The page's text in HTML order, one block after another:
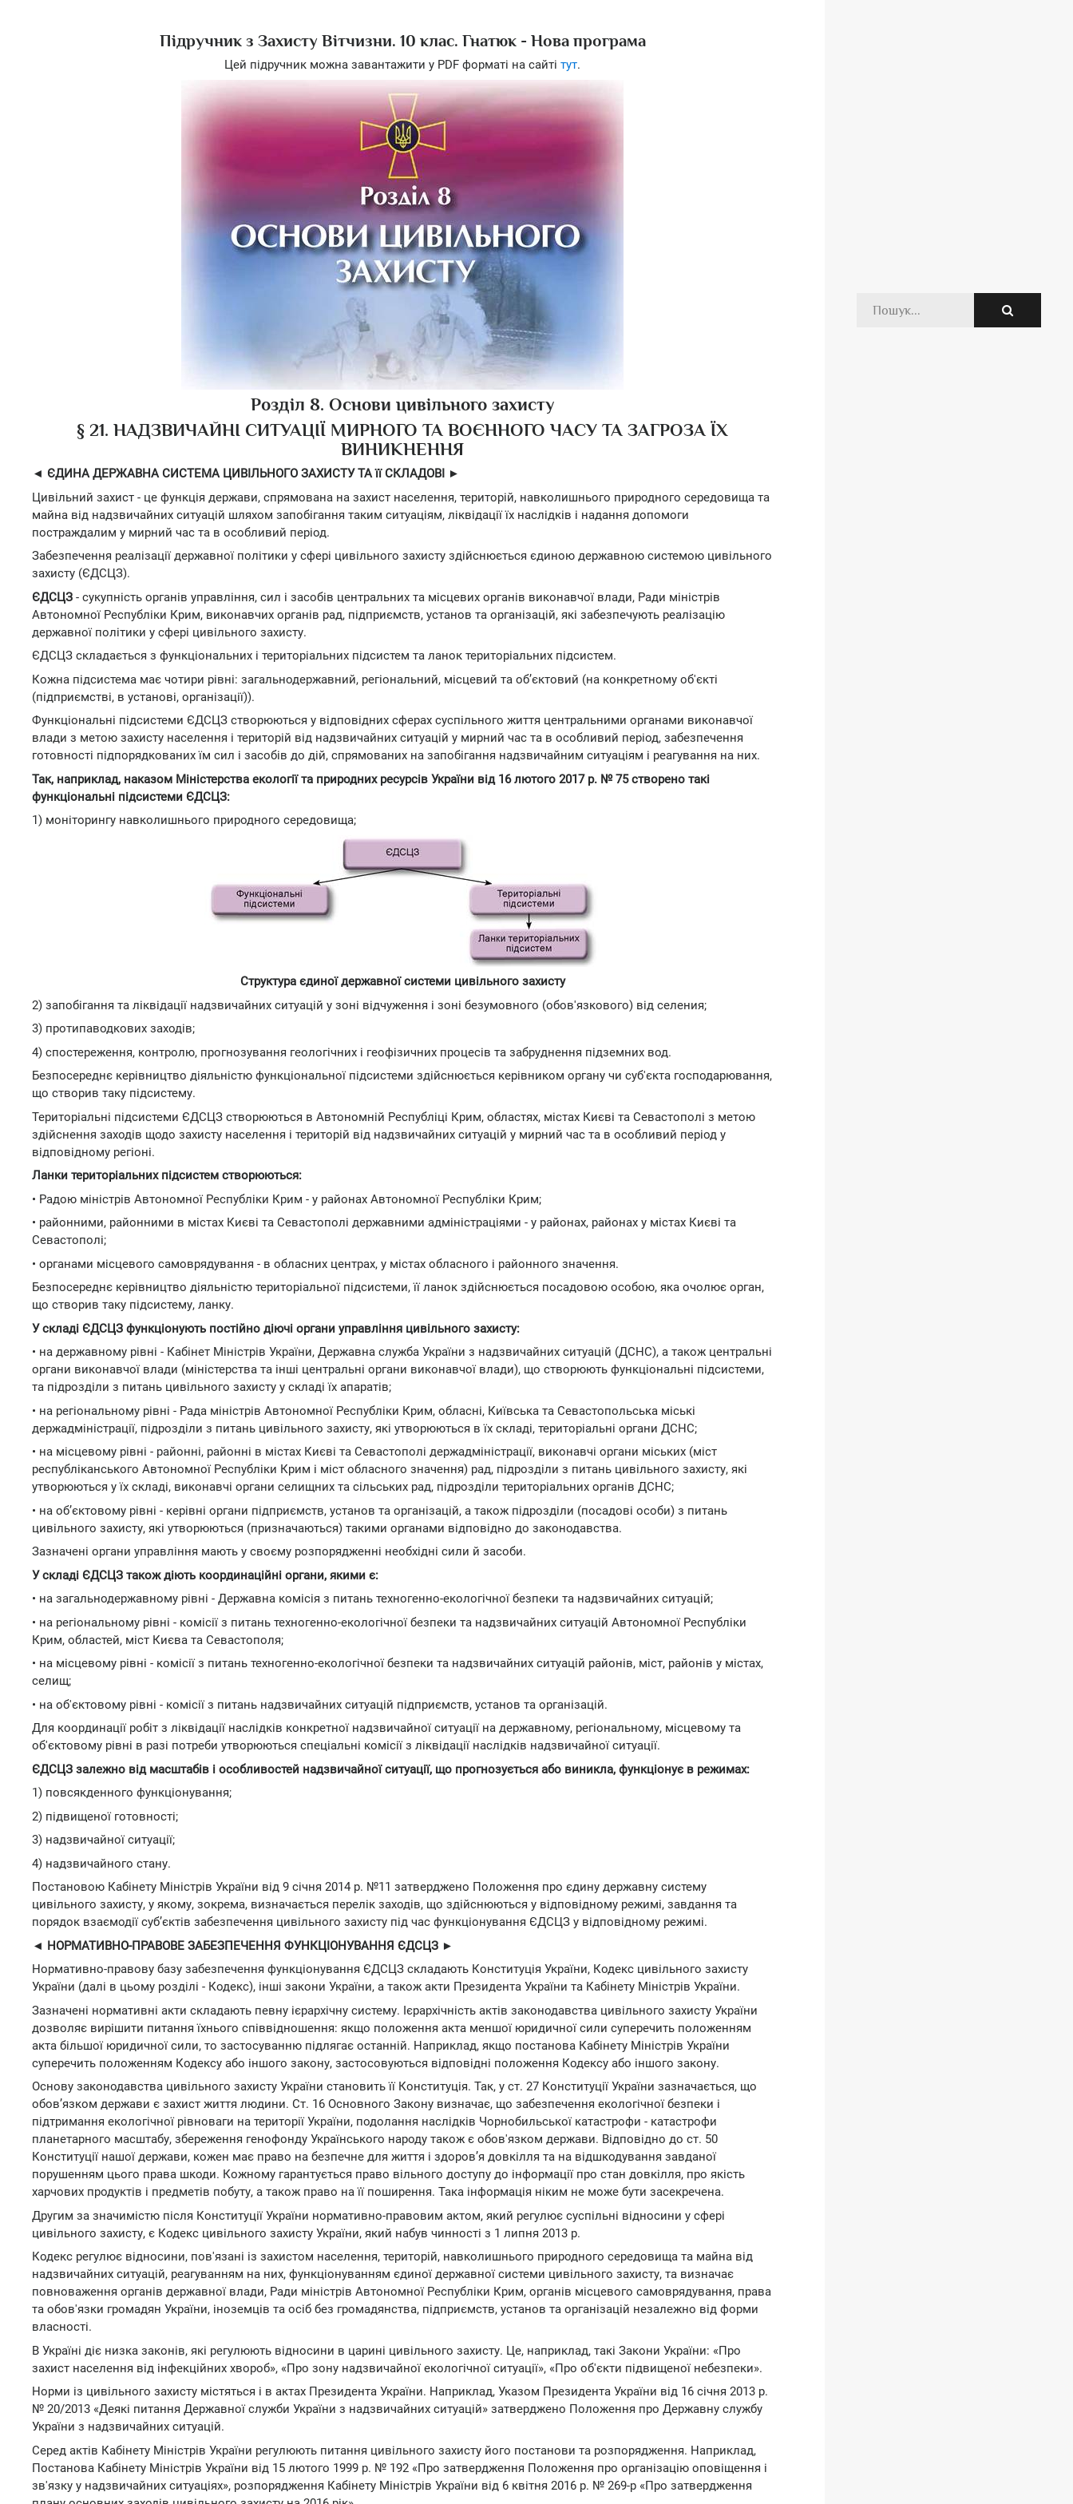
Підручник з Захисту Вітчизни. 10 клас. Гнатюк - Нова програма
Цей підручник можна завантажити у PDF форматі на сайті тут.
Розділ 8. Основи цивільного захисту
§ 21. НАДЗВИЧАЙНІ СИТУАЦІЇ МИРНОГО ТА ВОЄННОГО ЧАСУ ТА ЗАГРОЗА ЇХ
ВИНИКНЕННЯ
◄ ЄДИНА ДЕРЖАВНА СИСТЕМА ЦИВІЛЬНОГО ЗАХИСТУ ТА її СКЛАДОВІ ►
Цивільний захист - це функція держави, спрямована на захист населення, територій, навколишнього природного середовища та
майна від надзвичайних ситуацій шляхом запобігання таким ситуаціям, ліквідації їх наслідків і надання допомоги
постраждалим у мирний час та в особливий період.
Забезпечення реалізації державної політики у сфері цивільного захисту здійснюється єдиною державною системою цивільного
захисту (ЄДСЦЗ).
ЄДСЦЗ - сукупність органів управління, сил і засобів центральних та місцевих органів виконавчої влади, Ради міністрів
Автономної Республіки Крим, виконавчих органів рад, підприємств, установ та організацій, які забезпечують реалізацію
державної політики у сфері цивільного захисту.
ЄДСЦЗ складається з функціональних і територіальних підсистем та ланок територіальних підсистем.
Кожна підсистема має чотири рівні: загальнодержавний, регіональний, місцевий та об’єктовий (на конкретному об'єкті
(підприємстві, в установі, організації)).
Функціональні підсистеми ЄДСЦЗ створюються у відповідних сферах суспільного життя центральними органами виконавчої
влади з метою захисту населення і територій від надзвичайних ситуацій у мирний час та в особливий період, забезпечення
готовності підпорядкованих їм сил і засобів до дій, спрямованих на запобігання надзвичайним ситуаціям і реагування на них.
Так, наприклад, наказом Міністерства екології та природних ресурсів України від 16 лютого 2017 р. № 75 створено такі
функціональні підсистеми ЄДСЦЗ:
1) моніторингу навколишнього природного середовища;
Структура єдиної державної системи цивільного захисту
2) запобігання та ліквідації надзвичайних ситуацій у зоні відчуження і зоні безумовного (обов'язкового) від селения;
3) протипаводкових заходів;
4) спостереження, контролю, прогнозування геологічних і геофізичних процесів та забруднення підземних вод.
Безпосереднє керівництво діяльністю функціональної підсистеми здійснюється керівником органу чи суб'єкта господарювання,
що створив таку підсистему.
Територіальні підсистеми ЄДСЦЗ створюються в Автономній Республіці Крим, областях, містах Києві та Севастополі з метою
здійснення заходів щодо захисту населення і територій від надзвичайних ситуацій у мирний час та в особливий період у
відповідному регіоні.
Ланки територіальних підсистем створюються:
• Радою міністрів Автономної Республіки Крим - у районах Автономної Республіки Крим;
• районними, районними в містах Києві та Севастополі державними адміністраціями - у районах, районах у містах Києві та
Севастополі;
• органами місцевого самоврядування - в обласних центрах, у містах обласного і районного значення.
Безпосереднє керівництво діяльністю територіальної підсистеми, її ланок здійснюється посадовою особою, яка очолює орган,
що створив таку підсистему, ланку.
У складі ЄДСЦЗ функціонують постійно діючі органи управління цивільного захисту:
• на державному рівні - Кабінет Міністрів України, Державна служба України з надзвичайних ситуацій (ДСНС), а також центральні
органи виконавчої влади (міністерства та інші центральні органи виконавчої влади), що створюють функціональні підсистеми,
та підрозділи з питань цивільного захисту у складі їх апаратів;
• на регіональному рівні - Рада міністрів Автономної Республіки Крим, обласні, Київська та Севастопольська міські
держадміністрації, підрозділи з питань цивільного захисту, які утворюються в їх складі, територіальні органи ДСНС;
• на місцевому рівні - районні, районні в містах Києві та Севастополі держадміністрації, виконавчі органи міських (міст
республіканського Автономної Республіки Крим і міст обласного значення) рад, підрозділи з питань цивільного захисту, які
утворюються у їх складі, виконавчі органи селищних та сільських рад, підрозділи територіальних органів ДСНС;
• на об’єктовому рівні - керівні органи підприємств, установ та організацій, а також підрозділи (посадові особи) з питань
цивільного захисту, які утворюються (призначаються) такими органами відповідно до законодавства.
Зазначені органи управління мають у своєму розпорядженні необхідні сили й засоби.
У складі ЄДСЦЗ також діють координаційні органи, якими є:
• на загальнодержавному рівні - Державна комісія з питань техногенно-екологічної безпеки та надзвичайних ситуацій;
• на регіональному рівні - комісії з питань техногенно-екологічної безпеки та надзвичайних ситуацій Автономної Республіки
Крим, областей, міст Києва та Севастополя;
• на місцевому рівні - комісії з питань техногенно-екологічної безпеки та надзвичайних ситуацій районів, міст, районів у містах,
селищ;
• на об'єктовому рівні - комісії з питань надзвичайних ситуацій підприємств, установ та організацій.
Для координації робіт з ліквідації наслідків конкретної надзвичайної ситуації на державному, регіональному, місцевому та
об'єктовому рівні в разі потреби утворюються спеціальні комісії з ліквідації наслідків надзвичайної ситуації.
ЄДСЦЗ залежно від масштабів і особливостей надзвичайної ситуації, що прогнозується або виникла, функціонує в режимах:
1) повсякденного функціонування;
2) підвищеної готовності;
3) надзвичайної ситуації;
4) надзвичайного стану.
Постановою Кабінету Міністрів України від 9 січня 2014 р. №11 затверджено Положення про єдину державну систему
цивільного захисту, у якому, зокрема, визначається перелік заходів, що здійснюються у відповідному режимі, завдання та
порядок взаємодії суб’єктів забезпечення цивільного захисту під час функціонування ЄДСЦЗ у відповідному режимі.
◄ НОРМАТИВНО-ПРАВОВЕ ЗАБЕЗПЕЧЕННЯ ФУНКЦІОНУВАННЯ ЄДСЦЗ ►
Нормативно-правову базу забезпечення функціонування ЄДСЦЗ складають Конституція України, Кодекс цивільного захисту
України (далі в цьому розділі - Кодекс), інші закони України, а також акти Президента України та Кабінету Міністрів України.
Зазначені нормативні акти складають певну ієрархічну систему. Ієрархічність актів законодавства цивільного захисту України
дозволяє вирішити питання їхнього співвідношення: якщо положення акта меншої юридичної сили суперечить положенням
акта більшої юридичної сили, то застосуванню підлягає останній. Наприклад, якщо постанова Кабінету Міністрів України
суперечить положенням Кодексу або іншого закону, застосовуються відповідні положення Кодексу або іншого закону.
Основу законодавства цивільного захисту України становить її Конституція. Так, у ст. 27 Конституції України зазначається, що
обов’язком держави є захист життя людини. Ст. 16 Основного Закону визначає, що забезпечення екологічної безпеки і
підтримання екологічної рівноваги на території України, подолання наслідків Чорнобильської катастрофи - катастрофи
планетарного масштабу, збереження генофонду Українського народу також є обов'язком держави. Відповідно до ст. 50
Конституції нашої держави, кожен має право на безпечне для життя і здоров’я довкілля та на відшкодування завданої
порушенням цього права шкоди. Кожному гарантується право вільного доступу до інформації про стан довкілля, про якість
харчових продуктів і предметів побуту, а також право на її поширення. Така інформація ніким не може бути засекречена.
Другим за значимістю після Конституції України нормативно-правовим актом, який регулює суспільні відносини у сфері
цивільного захисту, є Кодекс цивільного захисту України, який набув чинності з 1 липня 2013 р.
Кодекс регулює відносини, пов'язані із захистом населення, територій, навколишнього природного середовища та майна від
надзвичайних ситуацій, реагуванням на них, функціонуванням єдиної державної системи цивільного захисту, та визначає
повноваження органів державної влади, Ради міністрів Автономної Республіки Крим, органів місцевого самоврядування, права
та обов'язки громадян України, іноземців та осіб без громадянства, підприємств, установ та організацій незалежно від форми
власності.
В Україні діє низка законів, які регулюють відносини в царині цивільного захисту. Це, наприклад, такі Закони України: «Про
захист населення від інфекційних хвороб», «Про зону надзвичайної екологічної ситуації», «Про об'єкти підвищеної небезпеки».
Норми із цивільного захисту містяться і в актах Президента України. Наприклад, Указом Президента України від 16 січня 2013 р.
№ 20/2013 «Деякі питання Державної служби України з надзвичайних ситуацій» затверджено Положення про Державну службу
України з надзвичайних ситуацій.
Серед актів Кабінету Міністрів України регулюють питання цивільного захисту його постанови та розпорядження. Наприклад,
Постанова Кабінету Міністрів України від 15 лютого 1999 р. № 192 «Про затвердження Положення про організацію оповіщення і
зв'язку у надзвичайних ситуаціях», розпорядження Кабінету Міністрів України від 6 квітня 2016 р. № 269-р «Про затвердження